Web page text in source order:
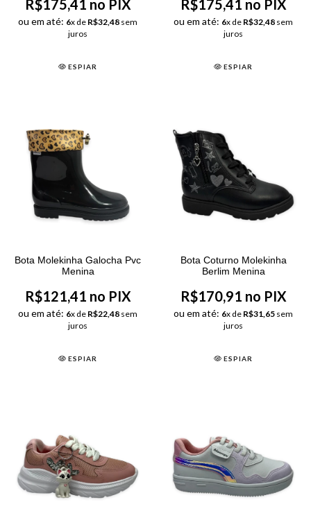
R$175,41 no PIX
ou em até: 6x de R$32,48 sem
juros
ESPIAR
R$175,41 no PIX
ou em até: 6x de R$32,48 sem
juros
ESPIAR
Bota Molekinha Galocha Pvc
Menina
R$121,41 no PIX
ou em até: 6x de R$22,48 sem
juros
ESPIAR
Bota Coturno Molekinha
Berlim Menina
R$170,91 no PIX
ou em até: 6x de R$31,65 sem
juros
ESPIAR